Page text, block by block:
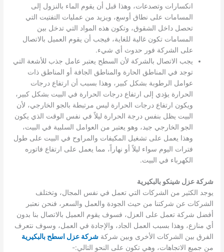
انكسارات وتصدعات، وهذا قبل أن يقوم الماء بالنزول إلى
المسامات على نطاق أوسع، ويزيد من عمليات التفتيت التي
تحصل داخل الشقوق، وتكون هذه المواد التي تدخل بين
المسامات تكون غالية للغاية، فيجب أن يقوم العميل بالاتصال
على الشركة فور حدوث أي شيء.
يجب الاتصال بالشركة لأن السطح يعتبر عامل جذب للأشعة التي
توجد في المناطق الحارة والمناطق الجافة أو المناطق ذات
عوامل الرطوبة بشكل كبير، وهذا بسبب أن ارتفاع درجات
الحرارة يؤدي إلى ارتفاع درجات الحرارة في البيت بشكل كبير،
ويكون ارتفاع درجات الحرارة ليس مرتبطة بالجو الخارجي، لأن
البيت يظل بنفس درجة الحرارة ليلاً في نفس الوقت الذي يكون
الجو الخارجي جيد، وهو يعتبر من العوامل السلبية في البيت،
وهذا يعمل على تشغيل المكيفات والمراوح في البيت على طول
فترات اليوم سواء ليلاً أو نهاراً، مما يعمل على ارتفاع فاتوره
الكهرباء في البيت.
شركة عزل شينكو بالبكيرية
يوجد الكثير من الشركات التي تعمل في نفس المجال، وتختلف
الشركات عن شركتنا من حيث الجودة والعمل والسعر، فنحن نعتبر
أفضل شركة تعمل على العزل، فسوف يقوم العميل بالاتصال بنا بدون
أي منازع، وهذا بسبب العمل الجاد، والإجادة في العمل، وسوف نتعرف
الفرق بين الشركات الأخرى وبين شركةشركة عزل اسطح بالبكيرية
من جميع الاتجاهات، وهي تكون على النحو التالي:-